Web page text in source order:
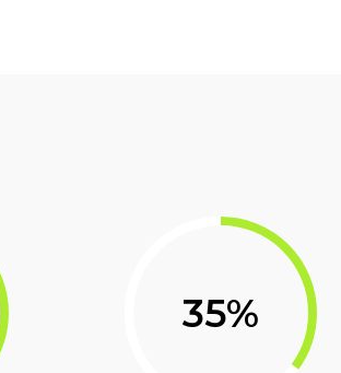
35